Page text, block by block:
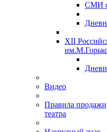
СМИ
XII
Видео
Правила
театра